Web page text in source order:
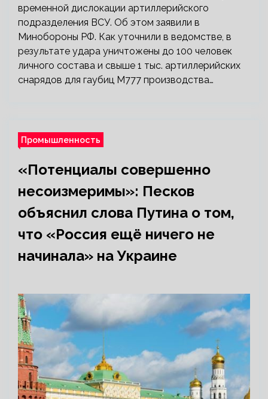
временной дислокации артиллерийского
подразделения ВСУ. Об этом заявили в
Минобороны РФ. Как уточнили в ведомстве, в
результате удара уничтожены до 100 человек
личного состава и свыше 1 тыс. артиллерийских
снарядов для гаубиц М777 производства…
Промышленность
«Потенциалы совершенно
несоизмеримы»: Песков
объяснил слова Путина о том,
что «Россия ещё ничего не
начинала» на Украине